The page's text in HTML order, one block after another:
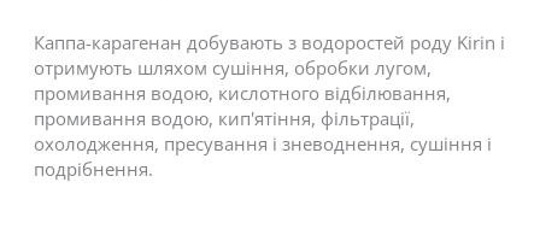
Каппа-карагенан добувають з водоростей роду Kirin і
отримують шляхом сушіння, обробки лугом,
промивання водою, кислотного відбілювання,
промивання водою, кип'ятіння, фільтрації,
охолодження, пресування і зневоднення, сушіння і
подрібнення.